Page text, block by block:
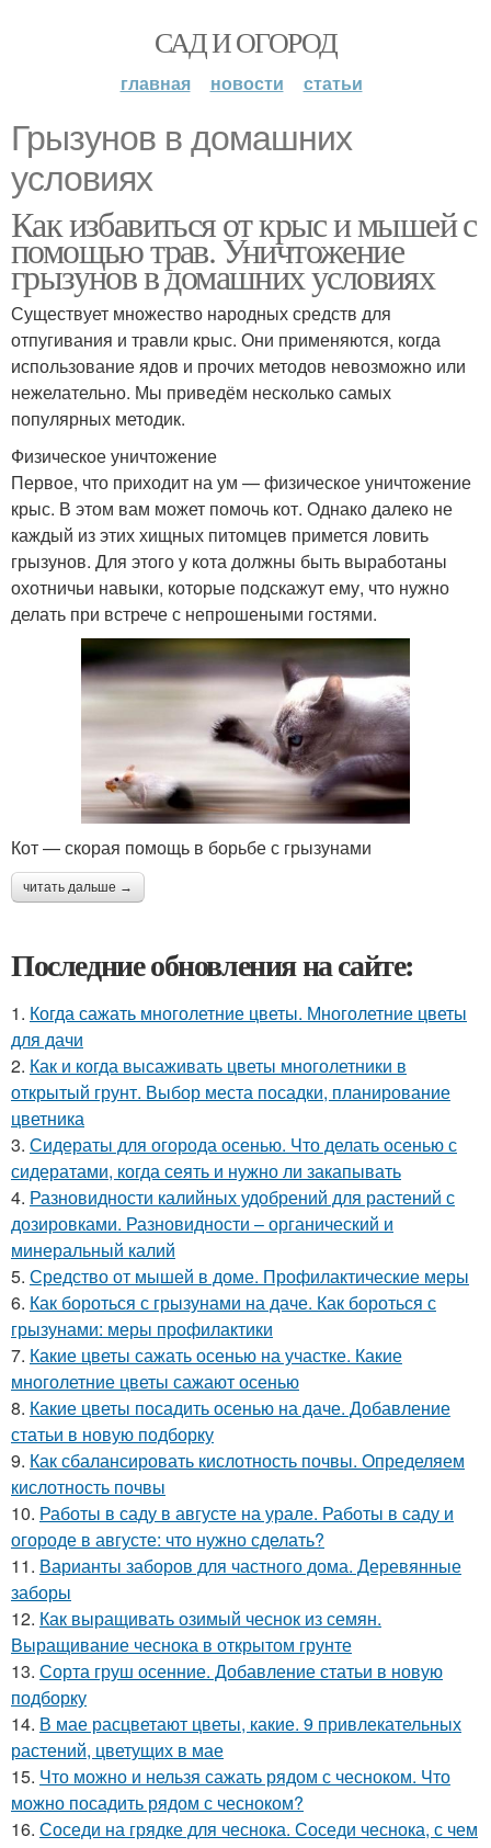
САД И ОГОРОД
главная новости статьи
Грызунов в домашних
условиях
Как избавиться от крыс и мышей с
помощью трав. Уничтожение
грызунов в домашних условиях
Существует множество народных средств для
отпугивания и травли крыс. Они применяются, когда
использование ядов и прочих методов невозможно или
нежелательно. Мы приведём несколько самых
популярных методик.
Физическое уничтожение
Первое, что приходит на ум — физическое уничтожение
крыс. В этом вам может помочь кот. Однако далеко не
каждый из этих хищных питомцев примется ловить
грызунов. Для этого у кота должны быть выработаны
охотничьи навыки, которые подскажут ему, что нужно
делать при встрече с непрошеными гостями.
Кот — скорая помощь в борьбе с грызунами
читать дальше →
Последние обновления на сайте:
1. Когда сажать многолетние цветы. Многолетние цветы
для дачи
2. Как и когда высаживать цветы многолетники в
открытый грунт. Выбор места посадки, планирование
цветника
3. Сидераты для огорода осенью. Что делать осенью с
сидератами, когда сеять и нужно ли закапывать
4. Разновидности калийных удобрений для растений с
дозировками. Разновидности – органический и
минеральный калий
5. Средство от мышей в доме. Профилактические меры
6. Как бороться с грызунами на даче. Как бороться с
грызунами: меры профилактики
7. Какие цветы сажать осенью на участке. Какие
многолетние цветы сажают осенью
8. Какие цветы посадить осенью на даче. Добавление
статьи в новую подборку
9. Как сбалансировать кислотность почвы. Определяем
кислотность почвы
10. Работы в саду в августе на урале. Работы в саду и
огороде в августе: что нужно сделать?
11. Варианты заборов для частного дома. Деревянные
заборы
12. Как выращивать озимый чеснок из семян.
Выращивание чеснока в открытом грунте
13. Сорта груш осенние. Добавление статьи в новую
подборку
14. В мае расцветают цветы, какие. 9 привлекательных
растений, цветущих в мае
15. Что можно и нельзя сажать рядом с чесноком. Что
можно посадить рядом с чесноком?
16. Соседи на грядке для чеснока. Соседи чеснока, с чем